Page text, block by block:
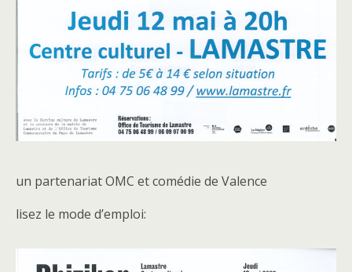
un partenariat OMC et comédie de Valence
lisez le mode d’emploi: